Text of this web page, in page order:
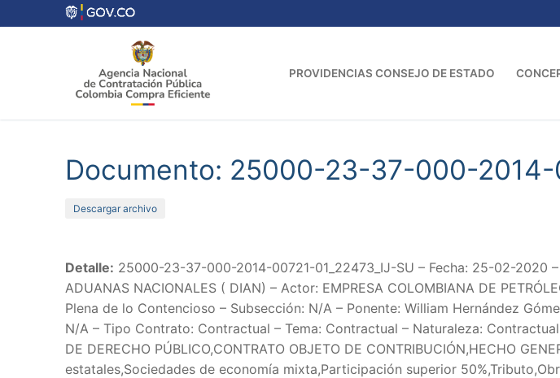
al
PROVIDENCIAS CONSEJO DE ESTADO
Documento: 25000-23-37-000-2014-
Descargar archivo
Detalle: 25000-23-37-000-2014-00721-01_22473_IJ-SU – Fecha: 25-02-2020
ADUANAS NACIONALES ( DIAN) – Actor: EMPRESA COLOMBIANA DE
Plena de lo Contencioso – Subsección: N/A – Ponente: William Hernández
N/A – Tipo Contrato: Contractual – Tema: Contractual – Naturaleza:
DE DERECHO PÚBLICO,CONTRATO OBJETO DE CONTRIBUCIÓN,HECHO
estatales,Sociedades de economía mixta,Participación superior